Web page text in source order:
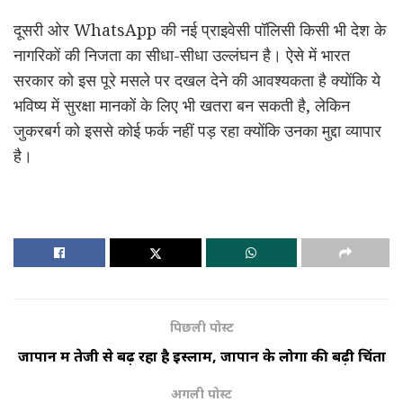
दूसरी ओर WhatsApp की नई प्राइवेसी पॉलिसी किसी भी देश के
नागरिकों की निजता का सीधा-सीधा उल्लंघन है। ऐसे में भारत
सरकार को इस पूरे मसले पर दखल देने की आवश्यकता है क्योंकि ये
भविष्य में सुरक्षा मानकों के लिए भी खतरा बन सकती है, लेकिन
जुकरबर्ग को इससे कोई फर्क नहीं पड़ रहा क्योंकि उनका मुद्दा व्यापार
है।
पिछली पोस्ट
जापान में तेजी से बढ़ रहा है इस्लाम, जापान के लोगों की बढ़ी चिंता
अगली पोस्ट